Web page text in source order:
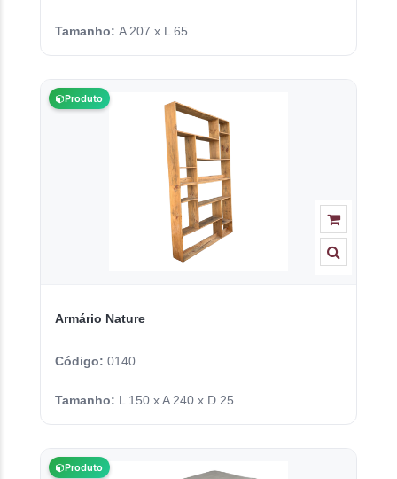
Tamanho: A 207 x L 65
Produto
Armário Nature
Código: 0140
Tamanho: L 150 x A 240 x D 25
Produto